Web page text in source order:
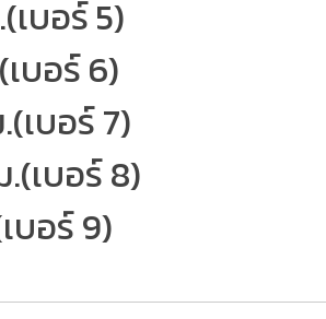
บอร์ 5)
บอร์ 6)
เบอร์ 7)
เบอร์ 8)
บอร์ 9)